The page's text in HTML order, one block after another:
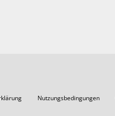
Nutzungsbedingungen